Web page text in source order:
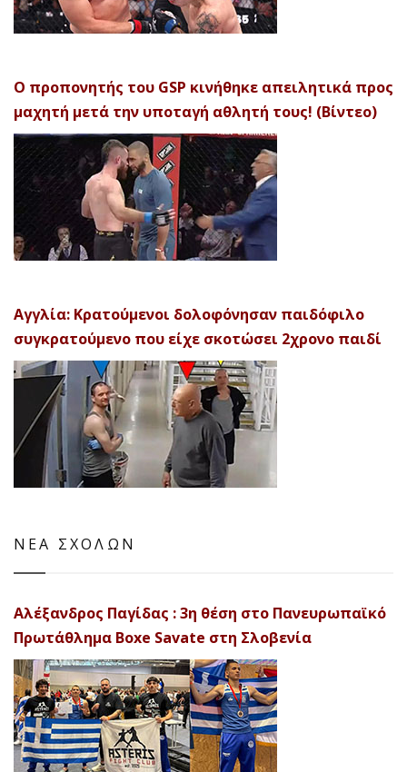
Ο προπονητής του GSP κινήθηκε απειλητικά προς
μαχητή μετά την υποταγή αθλητή τους! (Βίντεο)
Αγγλία: Κρατούμενοι δολοφόνησαν παιδόφιλο
συγκρατούμενο που είχε σκοτώσει 2χρονο παιδί
ΝΕΑ ΣΧΟΛΩΝ
Αλέξανδρος Παγίδας : 3η θέση στο Πανευρωπαϊκό
Πρωτάθλημα Boxe Savate στη Σλοβενία